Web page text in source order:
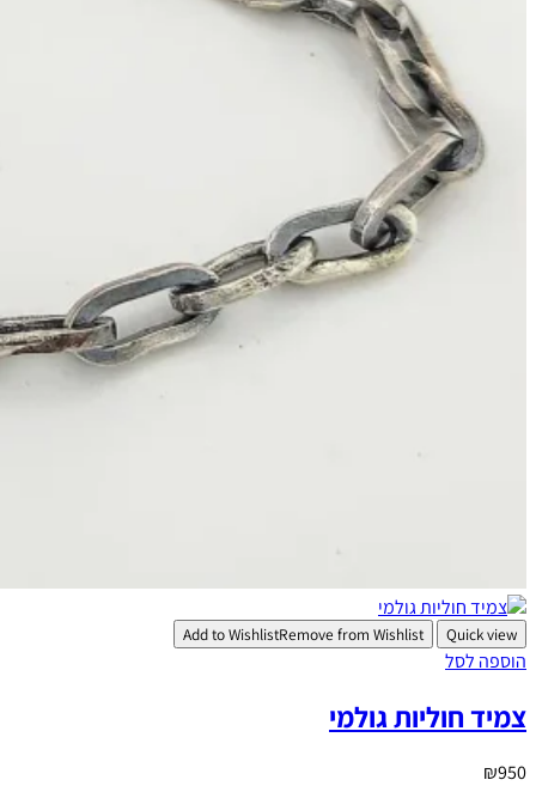
Quick view
Add to WishlistRemove from Wishlist
הוספה לסל
צמיד חוליות גולמי
₪950